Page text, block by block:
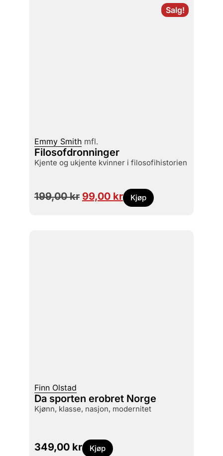
Salg!
Emmy Smithmfl.
Filosofdronninger
kjente og ukjente kvinner i filosofihistorien
199,00kr 99,00 kr Kjøp
Finn Olstad
Da sporten erobret Norge
kjønn, klasse, nasjon, modernitet
349,00 kr Kjøp